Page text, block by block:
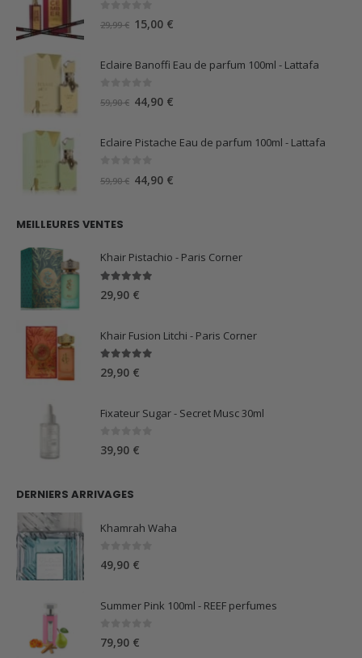
sur 5
29,99€ Le
initial
15,00 €
actuel
Eclaire Banoffi Eau de parfum 100ml - Lattafa
sur 5
59,90€ Le
initial
44,90 €
actuel
Eclaire Pistache Eau de parfum 100ml - Lattafa
59,90€ Le
44,90 €
MEILLEURES VENTES
Khair Pistachio - Paris Corner
5.00sur 5
29,90 €
Khair Fusion Litchi - Paris Corner
5.00sur 5
29,90 €
Fixateur Sugar - Secret Musc 30ml
0 sur 5
39,90 €
DERNIERS ARRIVAGES
Khamrah Waha
0 sur 5
49,90 €
Summer Pink 100ml - REEF perfumes
0sur 5
79,90 €